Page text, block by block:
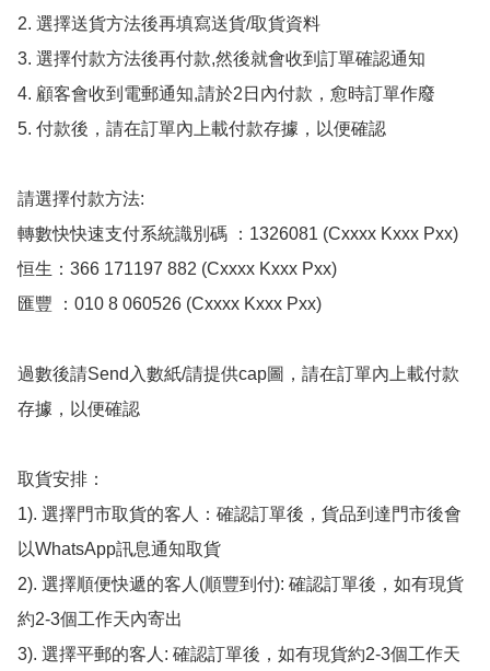
2. 選擇送貨方法後再填寫送貨/取貨資料
3. 選擇付款方法後再付款,然後就會收到訂單確認通知
4. 顧客會收到電郵通知,請於2日內付款，愈時訂單作廢
5. 付款後，請在訂單內上載付款存據，以便確認
請選擇付款方法:
轉數快快速支付系統識別碼 ：1326081 (Cxxxx Kxxx Pxx)
恒生：366 171197 882 (Cxxxx Kxxx Pxx)
匯豐 ：010 8 060526 (Cxxxx Kxxx Pxx)
過數後請Send入數紙/請提供cap圖，請在訂單內上載付款
存據，以便確認
取貨安排：
1). 選擇門市取貨的客人：確認訂單後，貨品到達門市後會
以WhatsApp訊息通知取貨
2). 選擇順便快遞的客人(順豐到付): 確認訂單後，如有現貨
約2-3個工作天內寄出
3). 選擇平郵的客人: 確認訂單後，如有現貨約2-3個工作天